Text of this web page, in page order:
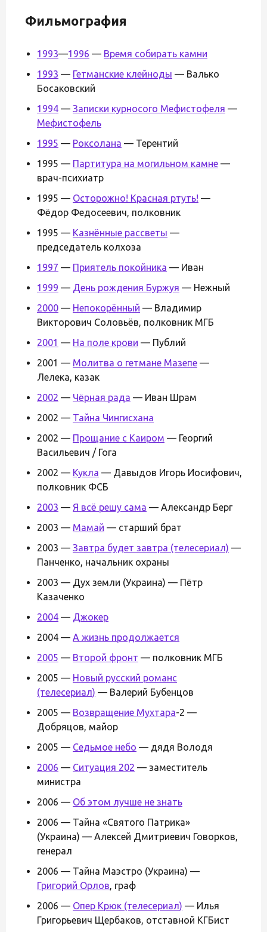
Фильмография
1993—1996 — Время собирать камни
1993 — Гетманские клейноды — Валько
Босаковский
1994 — Записки курносого Мефистофеля —
Мефистофель
1995 — Роксолана — Терентий
1995 — Партитура на могильном камне —
врач-психиатр
1995 — Осторожно! Красная ртуть! —
Фёдор Федосеевич, полковник
1995 — Казнённые рассветы —
председатель колхоза
1997 — Приятель покойника — Иван
1999 — День рождения Буржуя — Нежный
2000 — Непокорённый — Владимир
Викторович Соловьёв, полковник МГБ
2001 — На поле крови — Публий
2001 — Молитва о гетмане Мазепе —
Лелека, казак
2002 — Чёрная рада — Иван Шрам
2002 — Тайна Чингисхана
2002 — Прощание с Каиром — Георгий
Васильевич / Гога
2002 — Кукла — Давыдов Игорь Иосифович,
полковник ФСБ
2003 — Я всё решу сама — Александр Берг
2003 — Мамай — старший брат
2003 — Завтра будет завтра (телесериал) —
Панченко, начальник охраны
2003 — Дух земли (Украина) — Пётр
Казаченко
2004 — Джокер
2004 — А жизнь продолжается
2005 — Второй фронт — полковник МГБ
2005 — Новый русский романс
(телесериал) — Валерий Бубенцов
2005 — Возвращение Мухтара-2 —
Добряцов, майор
2005 — Седьмое небо — дядя Володя
2006 — Ситуация 202 — заместитель
министра
2006 — Об этом лучше не знать
2006 — Тайна «Святого Патрика»
(Украина) — Алексей Дмитриевич Говорков,
генерал
2006 — Тайна Маэстро (Украина) —
Григорий Орлов, граф
2006 — Опер Крюк (телесериал) — Илья
Григорьевич Щербаков, отставной КГБист